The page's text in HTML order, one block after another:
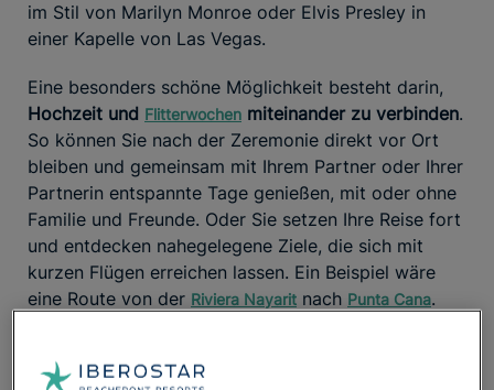
im Stil von Marilyn Monroe oder Elvis Presley in
einer Kapelle von Las Vegas.
Eine besonders schöne Möglichkeit besteht darin,
Hochzeit und Flitterwochen miteinander zu verbinden.
So können Sie nach der Zeremonie direkt vor Ort
bleiben und gemeinsam mit Ihrem Partner oder Ihrer
Partnerin entspannte Tage genießen, mit oder ohne
Familie und Freunde. Oder Sie setzen Ihre Reise fort
und entdecken nahegelegene Ziele, die sich mit
kurzen Flügen erreichen lassen. Ein Beispiel wäre
eine Route von der Riviera Nayarit nach Punta Cana.
dabei sind, die wirklich zählen